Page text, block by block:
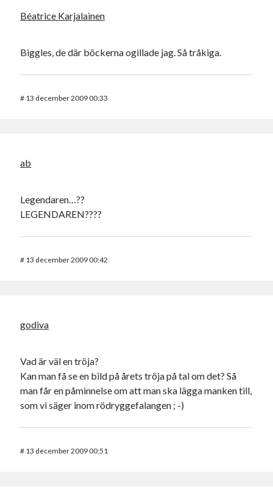
Béatrice Karjalainen
Biggles, de där böckerna ogillade jag. Så tråkiga.
# 13 december 2009 00:33
ab
Legendaren…??
LEGENDAREN????
# 13 december 2009 00:42
godiva
Vad är väl en tröja?
Kan man få se en bild på årets tröja på tal om det? Så
man får en påminnelse om att man ska lägga manken till,
som vi säger inom rödryggefalangen ; -)
# 13 december 2009 00:51